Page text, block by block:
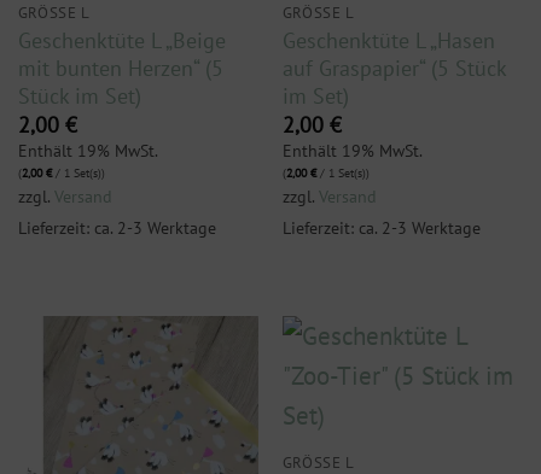
GRÖSSE L
Geschenktüte L „Beige
mit bunten Herzen“ (5
Stück im Set)
2,00 €
Enthält 19% MwSt.
(2,00€/ 1 Set(s))
zzgl. Versand
Lieferzeit: ca. 2-3 Werktage
GRÖSSE L
Geschenktüte L „Hasen
auf Graspapier“ (5 Stück
im Set)
2,00 €
Enthält 19% MwSt.
(2,00€/ 1 Set(s))
zzgl. Versand
Lieferzeit: ca. 2-3 Werktage
GRÖSSE L